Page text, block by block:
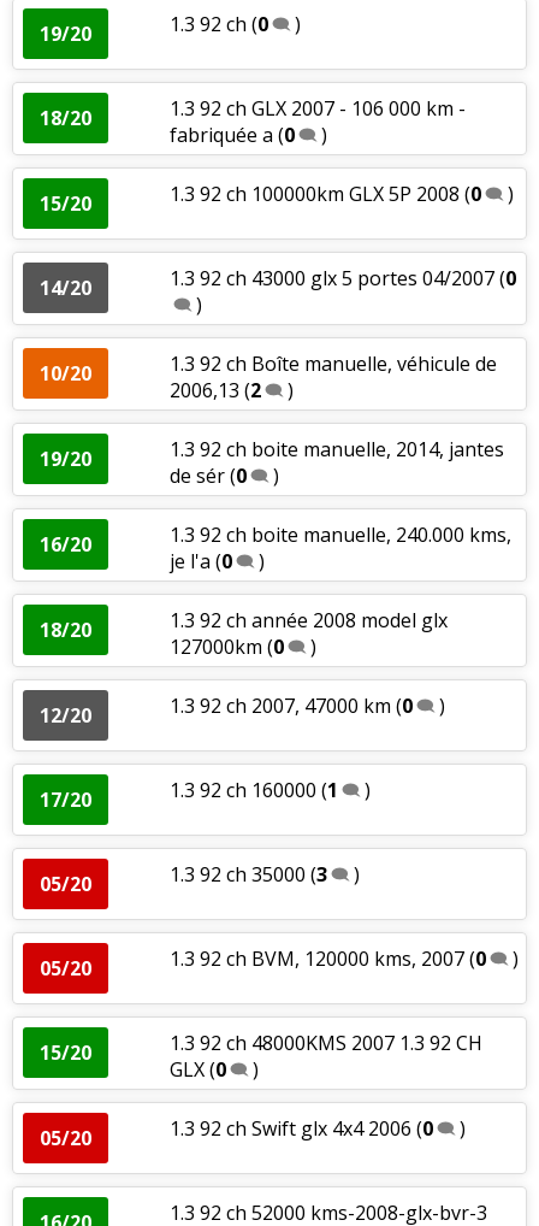
19/20 1.3 92 ch (0 )
18/20
1.3 92 ch GLX 2007 - 106 000 km -
fabriquée a (0 )
15/20 1.3 92 ch 100000km GLX 5P 2008 (0 )
14/20 1.3 92 ch 43000 glx 5 portes 04/2007(0
)
10/20
1.3 92 ch Boîte manuelle, véhicule de
2006,13 (2 )
19/20
1.3 92 ch boite manuelle, 2014, jantes
de sér(0 )
16/20
1.3 92 ch boite manuelle, 240.000 kms,
je l'a (0 )
18/20
1.3 92 ch année 2008 model glx
127000km (0 )
12/20 1.3 92 ch 2007, 47000 km (0 )
17/20 1.3 92 ch 160000 (1 )
05/20 1.3 92 ch 35000 (3 )
05/20 1.3 92 ch BVM, 120000 kms, 2007(0 )
15/20
1.3 92 ch 48000KMS 2007 1.3 92 CH
GLX(0 )
05/20 1.3 92 ch Swift glx 4x4 2006 (0 )
1.3 92 ch 52000 kms-2008-glx-bvr-3